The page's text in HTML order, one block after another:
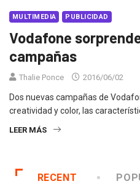
MULTIMEDIA PUBLICIDAD
Vodafone
campañas
Thalie Ponce 2016/06/02
Dos nuevas campañas de
creatividad y color, las
LEER MÁS
RECENT